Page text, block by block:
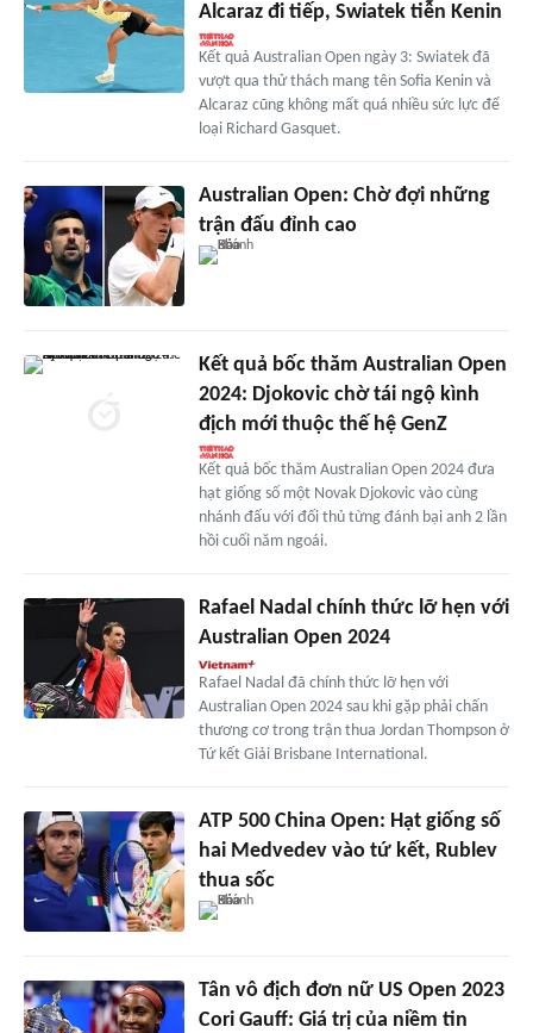
Alcaraz đi tiếp, Swiatek tiễn Kenin
Kết quả Australian Open ngày 3: Swiatek đã
vượt qua thử thách mang tên Sofia Kenin và
Alcaraz cũng không mất quá nhiều sức lực để
loại Richard Gasquet.
Australian Open: Chờ đợi những
trận đấu đỉnh cao
Kết quả bốc thăm Australian Open
2024: Djokovic chờ tái ngộ kình
địch mới thuộc thế hệ GenZ
Kết quả bốc thăm Australian Open 2024 đưa
hạt giống số một Novak Djokovic vào cùng
nhánh đấu với đối thủ từng đánh bại anh 2 lần
hồi cuối năm ngoái.
Rafael Nadal chính thức lỡ hẹn với
Australian Open 2024
Rafael Nadal đã chính thức lỡ hẹn với
Australian Open 2024 sau khi gặp phải chấn
thương cơ trong trận thua Jordan Thompson ở
Tứ kết Giải Brisbane International.
ATP 500 China Open: Hạt giống số
hai Medvedev vào tứ kết, Rublev
thua sốc
Tân vô địch đơn nữ US Open 2023
Cori Gauff: Giá trị của niềm tin